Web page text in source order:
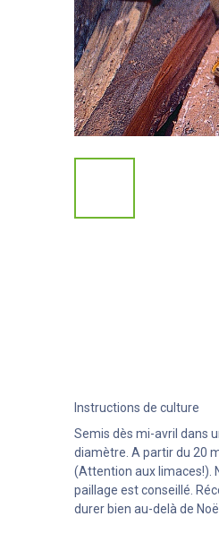
Instructions de culture
Semis dès mi-avril dans
diamètre. A partir du 20
(Attention aux limaces!).
paillage est conseillé.
durer bien au-delà de Noël.